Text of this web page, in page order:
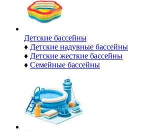
Детские бассейны
♦ Детские надувные бассейны
♦ Детские жесткие бассейны
♦ Семейные бассейны